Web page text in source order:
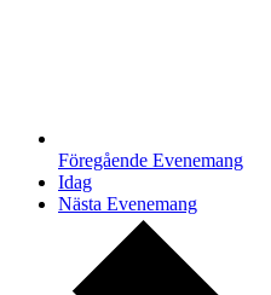
Föregående Evenemang
Idag
Nästa Evenemang